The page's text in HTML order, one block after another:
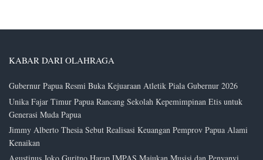
KABAR DARI OLAHRAGA
Gubernur Papua Resmi Buka Kejuaraan Atletik Piala Gubernur 2026
Unika Fajar Timur Papua Rancang Sekolah Kepemimpinan Etis untuk
Generasi Muda Papua
Jimmy Alberto Thesia Sebut Realisasi Keuangan Pemprov Papua Alami
Kenaikan